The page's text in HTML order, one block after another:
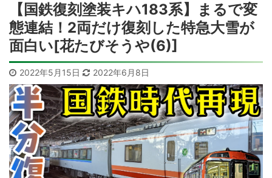
【国鉄復刻塗装キハ183系】まるで変
態連結！2両だけ復刻した特急大雪が
面白い[花たびそうや(6)]
2022年5月15日 2022年6月8日